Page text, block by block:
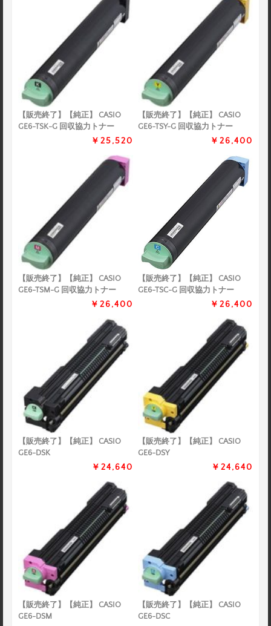
【販売終了】【純正】 CASIO
GE6-TSK-G 回収協力トナー
￥25,520
【販売終了】【純正】 CASIO
GE6-TSY-G 回収協力トナー
￥26,400
【販売終了】【純正】 CASIO
GE6-TSM-G 回収協力トナー
￥26,400
【販売終了】【純正】 CASIO
GE6-TSC-G 回収協力トナー
￥26,400
【販売終了】【純正】 CASIO
GE6-DSK
￥24,640
【販売終了】【純正】 CASIO
GE6-DSY
￥24,640
【販売終了】【純正】 CASIO
GE6-DSM
【販売終了】【純正】 CASIO
GE6-DSC